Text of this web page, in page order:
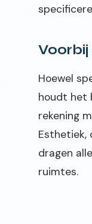
Hoewel
houdt het
rekening
Esthetiek,
dragen
ruimtes.